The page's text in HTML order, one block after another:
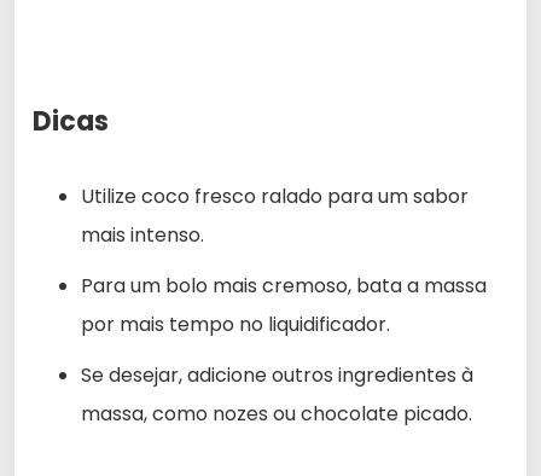
Dicas
Utilize coco fresco ralado para um sabor
mais intenso.
Para um bolo mais cremoso, bata a massa
por mais tempo no liquidificador.
Se desejar, adicione outros ingredientes à
massa, como nozes ou chocolate picado.